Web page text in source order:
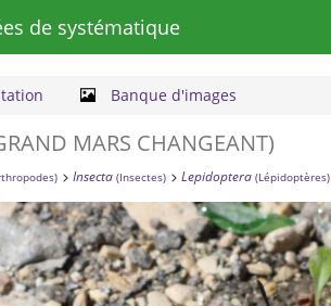
de systématique
Banque d'images
MARS CHANGEANT)
Insecta (Insectes) Lepidoptera (Lépidoptères)